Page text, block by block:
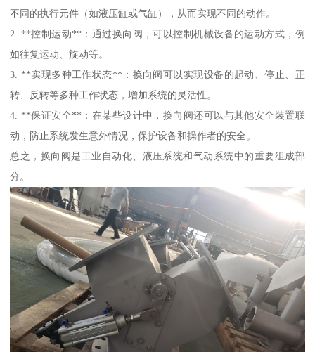
不同的执行元件（如液压缸或气缸），从而实现不同的动作。
2. **控制运动**：通过换向阀，可以控制机械设备的运动方式，例
如往复运动、旋动等。
3. **实现多种工作状态**：换向阀可以实现设备的起动、停止、正
转、反转等多种工作状态，增加系统的灵活性。
4. **保证安全**：在某些设计中，换向阀还可以与其他安全装置联
动，防止系统发生意外情况，保护设备和操作者的安全。
总之，换向阀是工业自动化、液压系统和气动系统中的重要组成部
分。